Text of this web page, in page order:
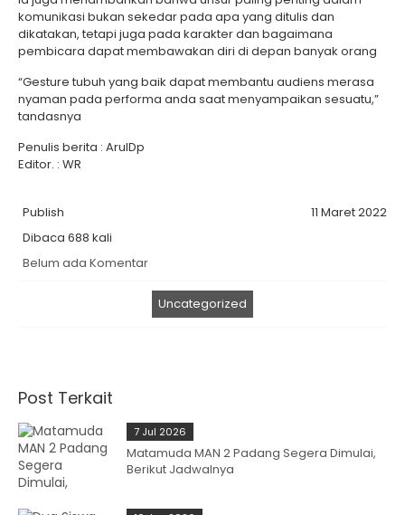
komunikasi bukan sekedar pada apa yang ditulis dan
dikatakan, tetapi juga pada karakter dan bagaimana
pembicara dapat membawakan diri di depan banyak orang
“Gesture tubuh yang baik dapat membantu audiens merasa
nyaman pada performa anda saat menyampaikan sesuatu,”
tandasnya
Penulis berita : ArulDp
Editor. : WR
Publish
11 Maret 2022
Dibaca 688 kali
Belum ada Komentar
Uncategorized
Post Terkait
7 Jul 2026
Matamuda MAN 2 Padang Segera Dimulai,
Berikut Jadwalnya